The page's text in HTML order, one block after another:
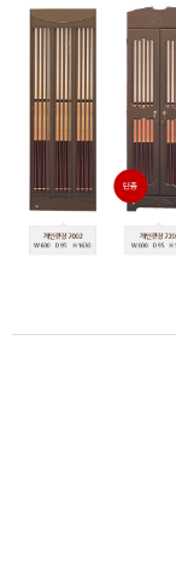
관련자료